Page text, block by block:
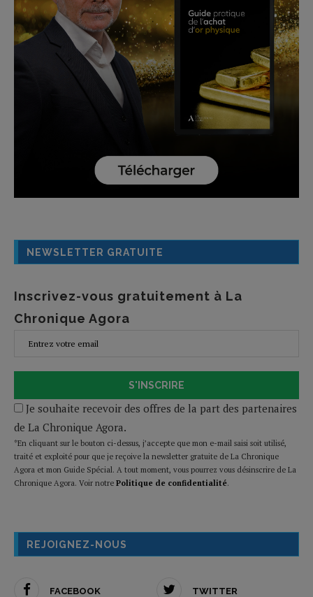
NEWSLETTER GRATUITE
Inscrivez-vous gratuitement à La
Chronique Agora
S'INSCRIRE
Je souhaite recevoir des offres de la part des partenaires
de La Chronique Agora.
*En cliquant sur le bouton ci-dessus, j’accepte que mon e-mail saisi soit utilisé,
traité et exploité pour que je reçoive la newsletter gratuite de La Chronique
Agora et mon Guide Spécial. A tout moment, vous pourrez vous désinscrire de La
Chronique Agora. Voir notre Politique de confidentialité.
REJOIGNEZ-NOUS
FACEBOOK TWITTER